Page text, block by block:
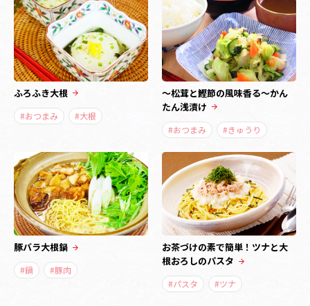
ふろふき大根
#おつまみ #大根
～松茸と鰹節の風味香る～かん
たん浅漬け
#おつまみ #きゅうり
豚バラ大根鍋
#鍋 #豚肉
お茶づけの素で簡単！ツナと大
根おろしのパスタ
#パスタ #ツナ